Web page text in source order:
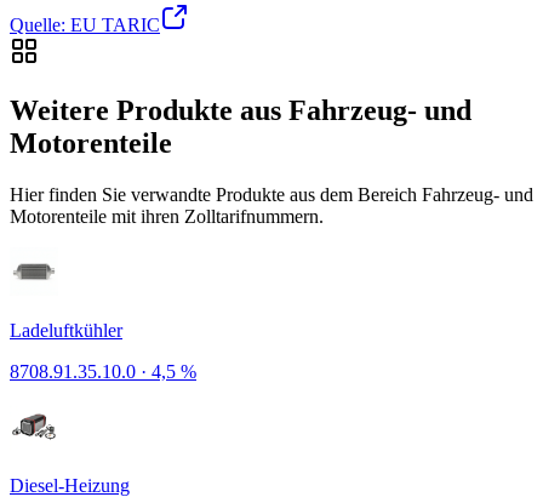
Quelle: EU TARIC
Weitere Produkte aus Fahrzeug- und
Motorenteile
Hier finden Sie verwandte Produkte aus dem Bereich Fahrzeug- und
Motorenteile mit ihren Zolltarifnummern.
Ladeluftkühler
8708.91.35.10.0 · 4,5 %
Diesel-Heizung